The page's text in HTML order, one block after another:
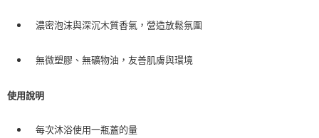
7-11取貨付款
7-11純取貨 (先付款
每筆NT$100，滿NT$999(含以上)免運費
濃密泡沫與深沉木質香氣，營造放鬆氛圍
無微塑膠、無礦物油，友善肌膚與環境
使用說明
每次沐浴使用一瓶蓋的量